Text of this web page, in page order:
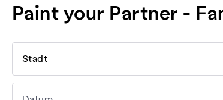
Paint your Partner -
Stadt